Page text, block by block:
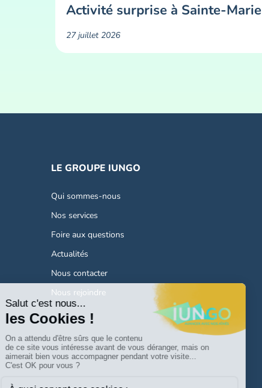
Activité surprise à Sainte-Marie
27 juillet 2026
LE GROUPE IUNGO
Qui sommes-nous
Nos services
Foire aux questions
Actualités
Nous contacter
Nous rejoindre